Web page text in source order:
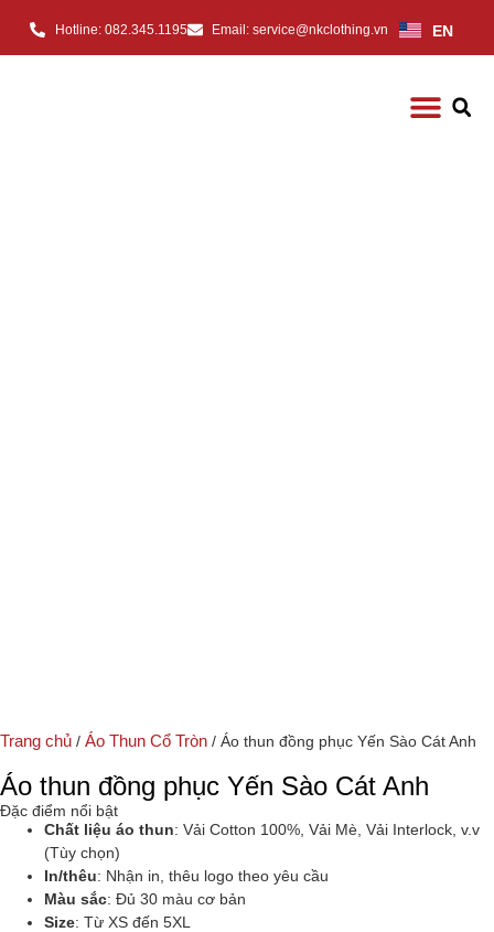
Hotline: 082.345.1195 Email: service@nkclothing.vn EN
Trang chủ / Áo Thun Cổ Tròn / Áo thun đồng phục Yến Sào Cát Anh
Áo thun đồng phục Yến Sào Cát Anh
Đặc điểm nổi bật
Chất liệu áo thun: Vải Cotton 100%, Vải Mè, Vải Interlock, v.v
(Tùy chọn)
In/thêu: Nhận in, thêu logo theo yêu cầu
Màu sắc: Đủ 30 màu cơ bản
Size: Từ XS đến 5XL